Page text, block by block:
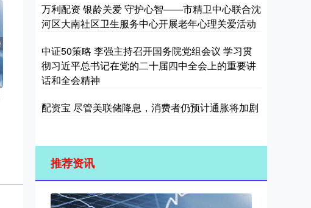
万利配资 银龄关爱 守护心智——市精卫中心联合沈
河区大南社区卫生服务中心开展老年心理关爱活动
中证50策略 李强主持召开国务院党组会议 学习贯
彻习近平总书记在党的二十届四中全会上的重要讲
话和全会精神
配资宝 尽管美联储降息，消费者仍预计通胀将加剧
推荐资讯